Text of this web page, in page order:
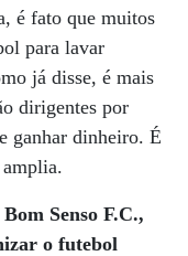
é fato que muitos
para lavar
já disse, é mais
dirigentes por
ganhar dinheiro. É
Senso F.C.,
o futebol